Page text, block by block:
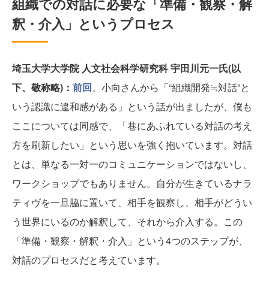
釈・介入」というプロセス
埼玉大学大学院 人文社会科学研究科 宇田川元一氏(以
下、敬称略)： 前回、小向さんから「“組織開発≒対話”と
いう認識に違和感がある」という話が出ましたが、僕も
ここについては同感で、「巷にあふれている対話の考え
方を刷新したい」という思いを強く抱いています。対話
とは、単なる一対一のコミュニケーションではないし、
ワークショップでもありません。自分が生きているナラ
ティヴを一旦脇に置いて、相手を観察し、相手がどうい
う世界にいるのか解釈して、それから介入する。この
「準備・観察・解釈・介入」という4つのステップが、
対話のプロセスだと考えています。